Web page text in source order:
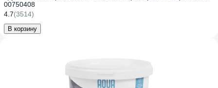
00750408
4.7(3514)
В корзину